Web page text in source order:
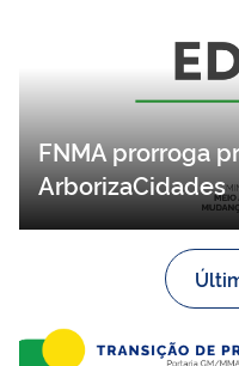
FNMA prorroga
ArborizaCidades